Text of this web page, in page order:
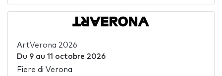
ArtVerona 2026
Du 9au 11 octobre 2026
Fiere di Verona